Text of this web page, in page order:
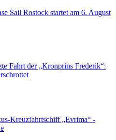
Sail Rostock startet am 6. August
Fahrt der „Kronprins Frederik“:
Kreuzfahrtschiff „Evrima“ -